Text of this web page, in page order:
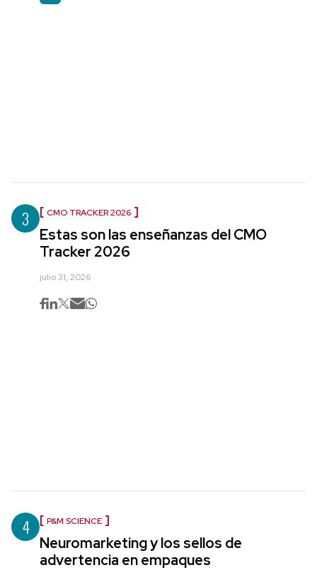
3 CMO TRACKER 2026
Estas son las enseñanzas del CMO
Tracker 2026
julio 31, 2026
4 P&M SCIENCE
Neuromarketing y los sellos de
advertencia en empaques